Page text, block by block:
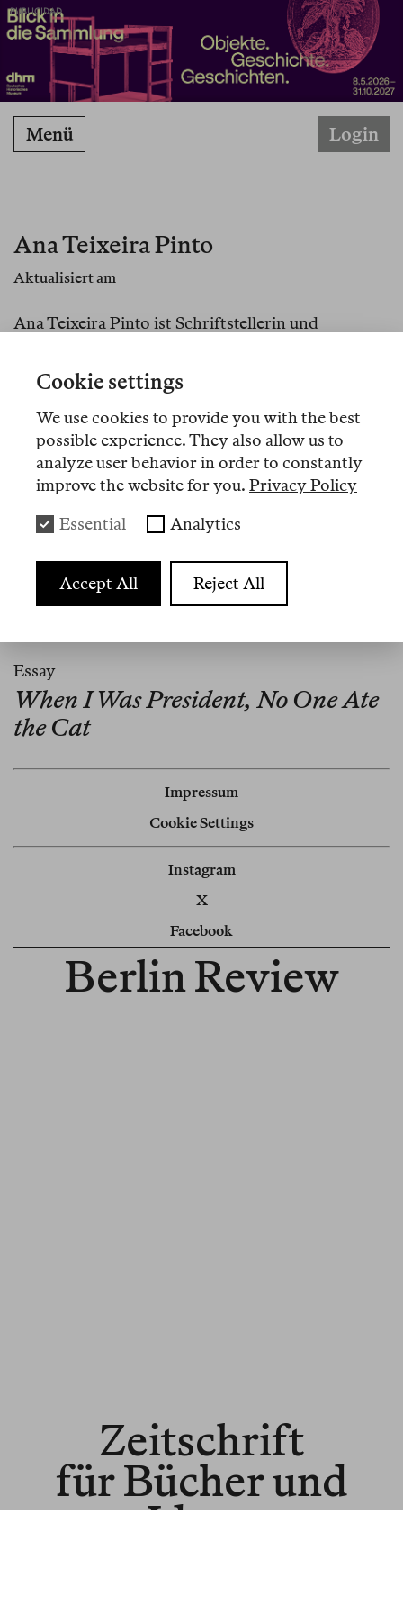
PUBLICIDAD
Menü Login
Ana Teixeira Pinto
Aktualisiert am
Ana Teixeira Pinto ist Schriftstellerin und
Professorin an der HBK Braunschweig und
Theorie-Tutorin am Dutch Art Institute. Sie ist
Herausgeberin der BuchreiheOn the Antipolitical
und Mitherausgeberin vonFascism, Unreason and
the Paradox of Modernity, beide erschienen bei
Sternberg Pres.
Artikel
Essay
When I Was President, No One Ate
the Cat
Impressum
Cookie Settings
Instagram
X
Facebook
Berlin Review
Zeitschrift
für Bücher und
Ideen
Cookie settings
We use cookies to provide you with the best
possible experience. They also allow us to
analyze user behavior in order to constantly
improve the website for you. Privacy Policy
Essential Analytics
Accept All Reject All